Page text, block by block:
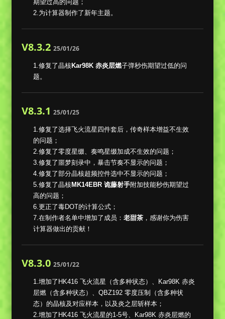
期望过高的问题；
2.为计算器制作了新年主题。
V8.3.2 25/01/26
1.修复了晶核Kar98K 赤炎层燃子弹秒伤期望过低的问
题。
V8.3.1 25/01/25
1.修复了选择飞火流星四件套后，传奇样本增益不生效
的问题；
2.修复了零度星缀、奏鸣星缀加成不生效的问题；
3.修复了噩梦刻录中，暴击节奏不显示的问题；
4.修复了部分晶核超频控件选中不显示的问题；
5.修复了晶核MK14EBR 诡藤射手附加技能秒伤期望过
高的问题；
6.更正了毒DOT的计算公式；
7.在制作者名单中增加了成员： 老甜茶，感谢你为伤害
计算器做出的贡献！
V8.3.0 25/01/22
1.增加了HK416 飞火流星（含多种状态）、Kar98K 赤炎
层燃（含多种状态）、QBZ192 零度压制（含多种状
态）的晶核及对应样本，以及炎之层斩样本；
2.增加了HK416 飞火流星的1-5号、Kar98K 赤炎层燃的